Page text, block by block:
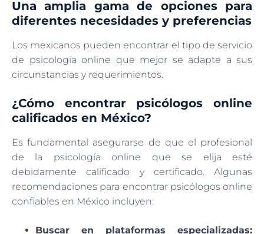
Una amplia gama de opciones para
diferentes necesidades y preferencias
Los mexicanos pueden encontrar el tipo de servicio
de psicología online que mejor se adapte a sus
circunstancias y requerimientos.
¿Cómo encontrar psicólogos online
calificados en México?
Es fundamental asegurarse de que el profesional
de la psicología online que se elija esté
debidamente calificado y certificado. Algunas
recomendaciones para encontrar psicólogos online
confiables en México incluyen:
Buscar en plataformas especializadas: